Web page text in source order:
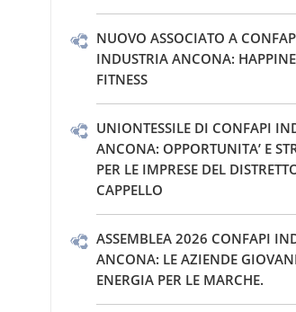
NUOVO ASSOCIATO A
INDUSTRIA ANCONA:
FITNESS
UNIONTESSILE DI CONFAPI
ANCONA: OPPORTUNITA’ E
PER LE IMPRESE DEL
CAPPELLO
ASSEMBLEA 2026 CONFAPI
ANCONA: LE AZIENDE
ENERGIA PER LE MARCHE.